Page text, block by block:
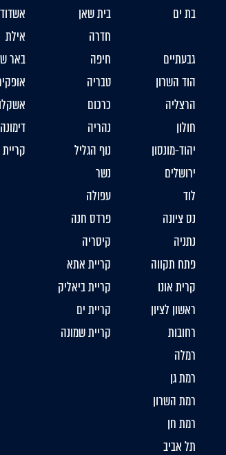
בת ים
גבעתיים
הוד השרון
הרצליה
חולון
יהוד-מונסון
ירושלים
לוד
נס ציונה
נתניה
פתח תקווה
קרית אונו
ראשון לציון
רחובות
רמלה
רמת גן
רמת השרון
רמת חן
תל אביב
בית שאן
חדרה
חיפה
טבריה
כרכום
נהריה
נוף הגליל
נשר
עפולה
פרדס חנה
קיסריה
קריית אתא
קריית ביאליק
קריית ים
קריית שמונה
אשדוד
אילת
באר
דימונה